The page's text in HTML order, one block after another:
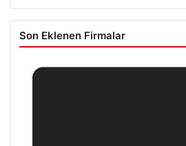
Son Eklenen Firmalar